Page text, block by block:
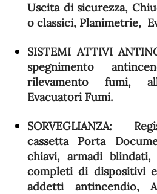
Uscita di sicurezza,
o classici, Planimetrie,
SISTEMI ATTIVI
spegnimento
rilevamento fumi,
Evacuatori Fumi.
SORVEGLIANZA:
cassetta Porta
chiavi, armadi blindati,
completi di dispositivi
addetti antincendio,